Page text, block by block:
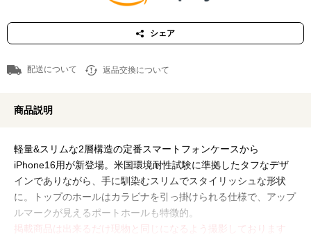
シェア
配送について 返品交換について
商品説明
軽量&スリムな2層構造の定番スマートフォンケースから
iPhone16用が新登場。米国環境耐性試験に準拠したタフなデザ
インでありながら、手に馴染むスリムでスタイリッシュな形状
に。トップのホールはカラビナを引っ掛けられる仕様で、アップ
ルマークが見えるポートホールも特徴的。
掲載商品は出来るだけ現物と同じになるよう撮影しております